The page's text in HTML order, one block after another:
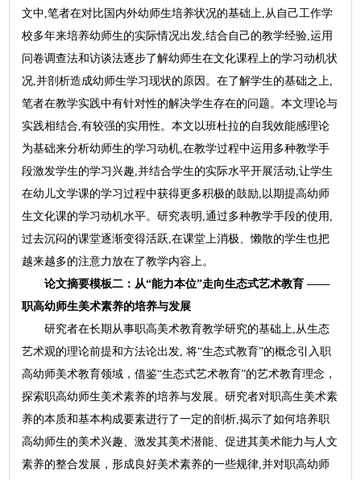
文中,笔者在对比国内外幼师生培养状况的基础上,从自己工作学
校多年来培养幼师生的实际情况出发,结合自己的教学经验,运用
问卷调查法和访谈法逐步了解幼师生在文化课程上的学习动机状
况,并剖析造成幼师生学习现状的原因。在了解学生的基础之上,
笔者在教学实践中有针对性的解决学生存在的问题。本文理论与
实践相结合,有较强的实用性。本文以班杜拉的自我效能感理论
为基础来分析幼师生的学习动机,在教学过程中运用多种教学手
段激发学生的学习兴趣,并结合学生的实际水平开展活动,让学生
在幼儿文学课的学习过程中获得更多积极的鼓励,以期提高幼师
生文化课的学习动机水平。研究表明,通过多种教学手段的使用,
过去沉闷的课堂逐渐变得活跃,在课堂上消极、懒散的学生也把
越来越多的注意力放在了教学内容上。
论文摘要模板二：从“能力本位”走向生态式艺术教育 ——
职高幼师生美术素养的培养与发展
研究者在长期从事职高美术教育教学研究的基础上,从生态
艺术观的理论前提和方法论出发, 将“生态式教育”的概念引入职
高幼师美术教育领域，借鉴“生态式艺术教育”的艺术教育理念，
探索职高幼师生美术素养的培养与发展。研究者对职高生美术素
养的本质和基本构成要素进行了一定的剖析,揭示了如何培养职
高幼师生的美术兴趣、激发其美术潜能、促进其美术能力与人文
素养的整合发展，形成良好美术素养的一些规律,并对职高幼师